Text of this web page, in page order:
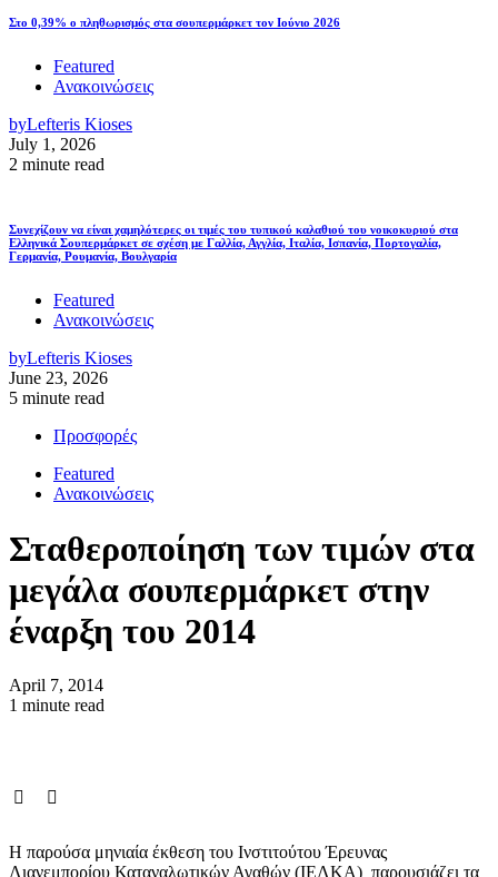
Στο 0,39% ο πληθωρισμός στα σουπερμάρκετ τον Ιούνιο 2026
Featured
Ανακοινώσεις
byLefteris Kioses
July 1, 2026
2 minute read
Συνεχίζουν να είναι χαμηλότερες οι τιμές του τυπικού καλαθιού του νοικοκυριού στα
Ελληνικά Σουπερμάρκετ σε σχέση με Γαλλία, Αγγλία, Ιταλία, Ισπανία, Πορτογαλία,
Γερμανία, Ρουμανία, Βουλγαρία
Featured
Ανακοινώσεις
byLefteris Kioses
June 23, 2026
5 minute read
Προσφορές
Featured
Ανακοινώσεις
Σταθεροποίηση των τιμών στα
μεγάλα σουπερμάρκετ στην
έναρξη του 2014
April 7, 2014
1 minute read
Η παρούσα μηνιαία έκθεση του Ινστιτούτου Έρευνας
Λιανεμπορίου Καταναλωτικών Αγαθών (ΙΕΛΚΑ) παρουσιάζει τα